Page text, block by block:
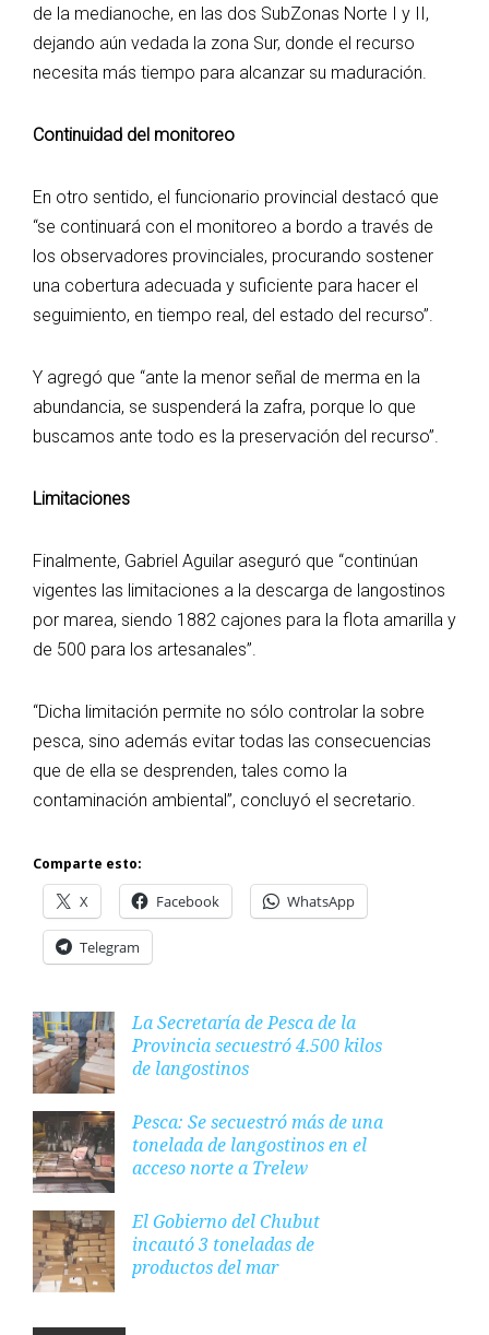
de la medianoche, en las dos SubZonas Norte I y II,
dejando aún vedada la zona Sur, donde el recurso
necesita más tiempo para alcanzar su maduración.
Continuidad del monitoreo
En otro sentido, el funcionario provincial destacó que
“se continuará con el monitoreo a bordo a través de
los observadores provinciales, procurando sostener
una cobertura adecuada y suficiente para hacer el
seguimiento, en tiempo real, del estado del recurso”.
Y agregó que “ante la menor señal de merma en la
abundancia, se suspenderá la zafra, porque lo que
buscamos ante todo es la preservación del recurso”.
Limitaciones
Finalmente, Gabriel Aguilar aseguró que “continúan
vigentes las limitaciones a la descarga de langostinos
por marea, siendo 1882 cajones para la flota amarilla y
de 500 para los artesanales”.
“Dicha limitación permite no sólo controlar la sobre
pesca, sino además evitar todas las consecuencias
que de ella se desprenden, tales como la
contaminación ambiental”, concluyó el secretario.
Comparte esto:
X Facebook WhatsApp
Telegram
La Secretaría de Pesca de la
Provincia secuestró 4.500 kilos
de langostinos
Pesca: Se secuestró más de una
tonelada de langostinos en el
acceso norte a Trelew
El Gobierno del Chubut
incautó 3 toneladas de
productos del mar